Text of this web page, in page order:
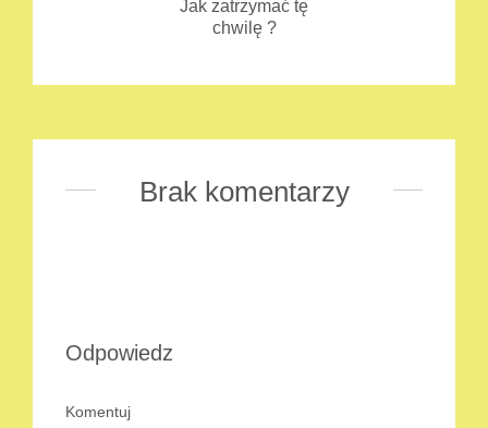
Jak zatrzymać tę
chwilę ?
Brak komentarzy
Odpowiedz
Komentuj